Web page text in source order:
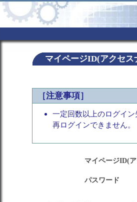
マイページID(アクセス
［注意事項］
一定回数以上のログイ
再ログインできません。
マイページID(
パスワード